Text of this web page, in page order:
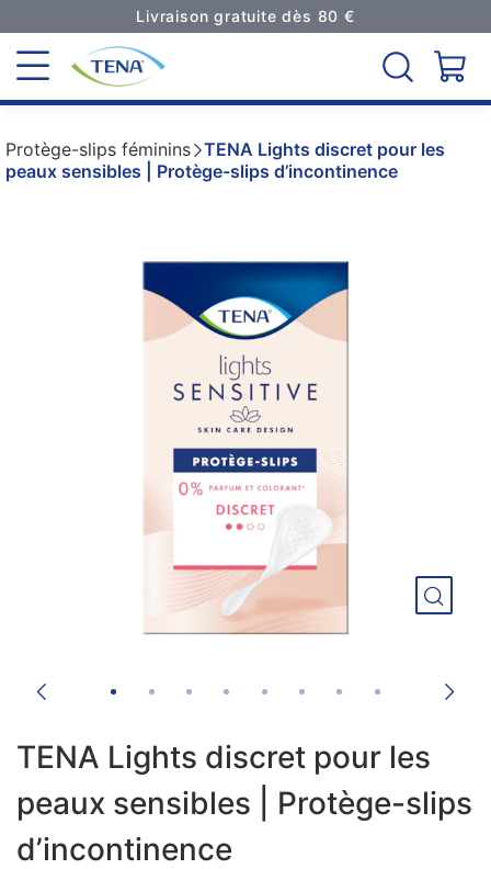
Livraison gratuite dès 80 €
Protège-slips féminins TENA Lights discret pour les
peaux sensibles | Protège-slips d’incontinence
TENA Lights discret pour les
peaux sensibles | Protège-slips
d’incontinence